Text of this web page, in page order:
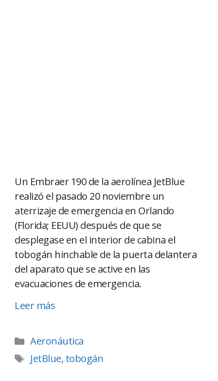
Un Embraer 190 de la aerolínea JetBlue
realizó el pasado 20 noviembre un
aterrizaje de emergencia en Orlando
(Florida; EEUU) después de que se
desplegase en el interior de cabina el
tobogán hinchable de la puerta delantera
del aparato que se active en las
evacuaciones de emergencia.
Leer más
Aeronáutica
JetBlue, tobogán